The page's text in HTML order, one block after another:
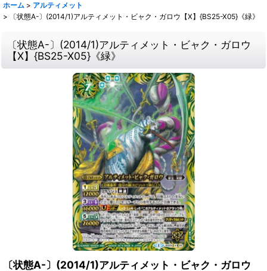
ホーム > アルティメット
>
〔状態A-〕(2014/1)アルティメット・ビャク・ガロウ【X】{BS25-X05}《緑》
〔状態A-〕(2014/1)アルティメット・ビャク・ガロウ
【X】{BS25-X05}《緑》
〔状態A-〕(2014/1)アルティメット・ビャク・ガロウ